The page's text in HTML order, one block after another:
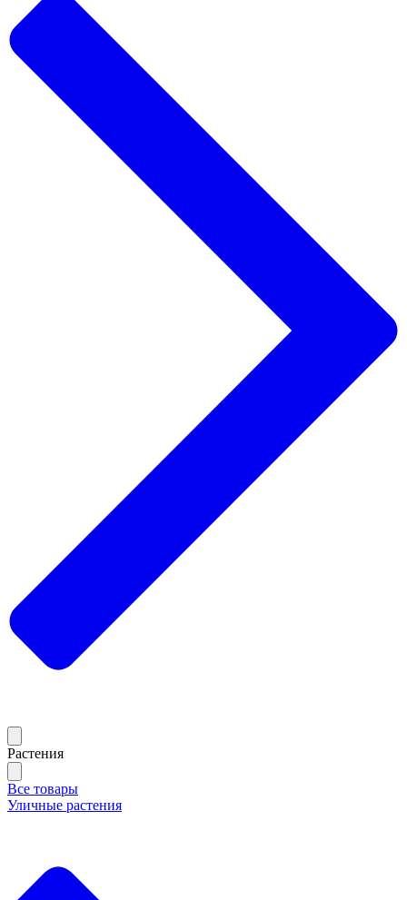
Растения
Все товары
Уличные растения